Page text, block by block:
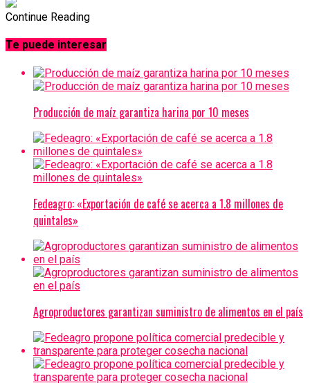
Continue Reading
Te puede interesar
Producción de maíz garantiza harina por 10 meses
Fedeagro: «Exportación de café se acerca a 1.8 millones de
quintales»
Agroproductores garantizan suministro de alimentos en el país